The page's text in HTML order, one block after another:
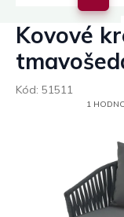
Kovové
Kód: 51511
PRIEMERNÉ
HVIEZDIČIEK.
1